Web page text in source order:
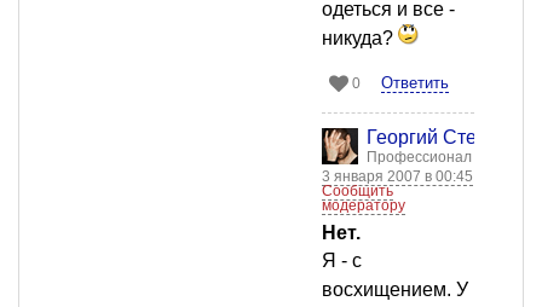
одеться и все -
никуда?
0 Ответить
Георгий Стенкин
Профессионал
3 января 2007 в 00:45
Сообщить
модератору
Нет.
Я - с
восхищением. У